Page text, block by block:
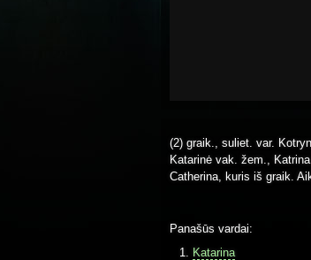
(2) graik., suliet. var.
Katarinė vak. žem.,
Catherina, kuris iš graik.
Panašūs vardai:
Katarina